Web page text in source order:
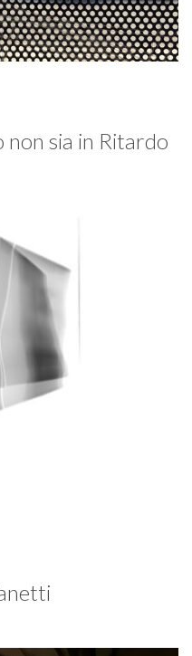
non sia in Ritardo